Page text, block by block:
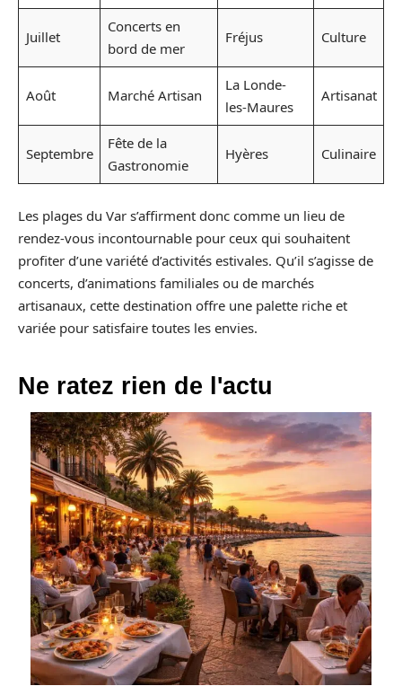
Juillet
Concerts en
bord de mer
Fréjus Culture
Août Marché Artisan
La Londe-
les-Maures
Artisanat
Septembre
Fête de la
Gastronomie
Hyères Culinaire
Les plages du Var s’affirment donc comme un lieu de
rendez-vous incontournable pour ceux qui souhaitent
profiter d’une variété d’activités estivales. Qu’il s’agisse de
concerts, d’animations familiales ou de marchés
artisanaux, cette destination offre une palette riche et
variée pour satisfaire toutes les envies.
Ne ratez rien de l'actu